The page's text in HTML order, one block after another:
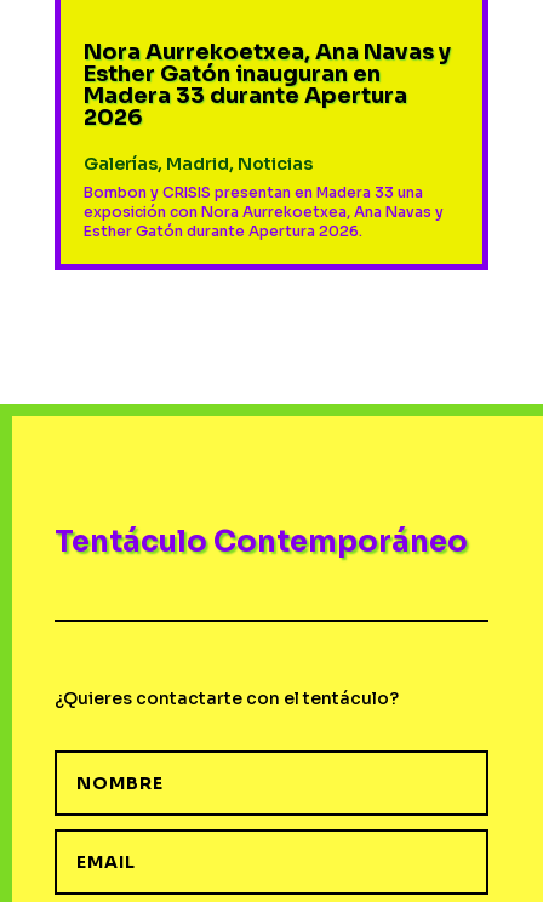
Nora Aurrekoetxea, Ana Navas y
Esther Gatón inauguran en
Madera 33 durante Apertura
2026
Galerías, Madrid, Noticias
Bombon y CRISIS presentan en Madera 33 una
exposición con Nora Aurrekoetxea, Ana Navas y
Esther Gatón durante Apertura 2026.
Tentáculo Contemporáneo
¿Quieres contactarte con el tentáculo?